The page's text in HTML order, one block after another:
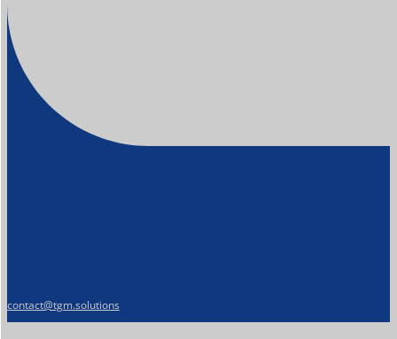
contact@tgm.solutions